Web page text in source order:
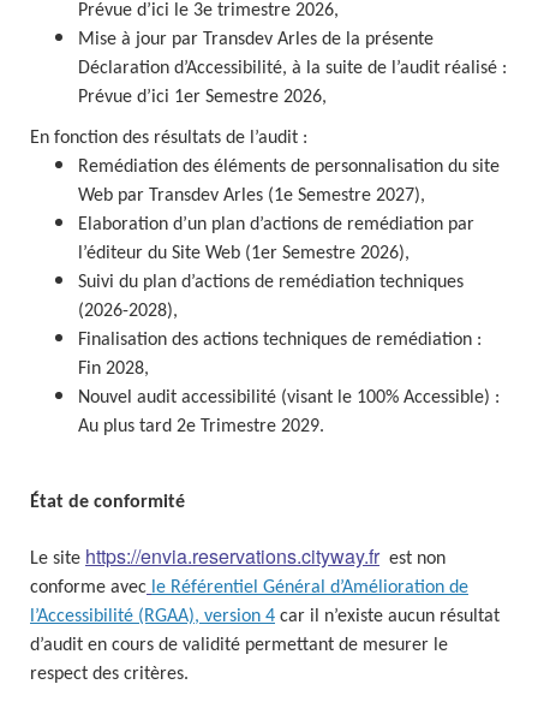
Prévue d’ici le 3e trimestre 2026,
Mise à jour par
Transdev Arles de la présente
Déclaration d’Accessibilité, à la suite de l’audit réalisé :
Prévue d’ici 1er Semestre 2026,
En fonction des résultats de l’audit :
Remédiation des éléments de personnalisation du site
Web par
Transdev Arles (1e Semestre 2027),
Elaboration d’un plan d’actions de remédiation par
l’éditeur du Site Web (1er Semestre 2026),
Suivi du plan d’actions de remédiation techniques
(2026-2028),
Finalisation des actions techniques de remédiation :
Fin 2028,
Nouvel audit accessibilité (visant le 100% Accessible) :
Au plus tard 2e Trimestre 2029.
État de conformité
Le site https://envia.reservations.cityway.fr est non
conforme avec le Référentiel Général d’Amélioration de
l’Accessibilité (RGAA), version 4 car il n’existe aucun résultat
d’audit en cours de validité permettant de mesurer le
respect des critères.